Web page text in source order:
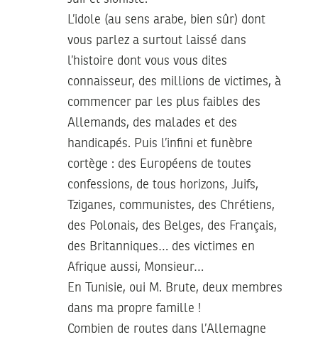
L’idole (au sens arabe, bien sûr) dont
vous parlez a surtout laissé dans
l’histoire dont vous vous dites
connaisseur, des millions de victimes, à
commencer par les plus faibles des
Allemands, des malades et des
handicapés. Puis l’infini et funèbre
cortège : des Européens de toutes
confessions, de tous horizons, Juifs,
Tziganes, communistes, des Chrétiens,
des Polonais, des Belges, des Français,
des Britanniques… des victimes en
Afrique aussi, Monsieur…
En Tunisie, oui M. Brute, deux membres
dans ma propre famille !
Combien de routes dans l’Allemagne